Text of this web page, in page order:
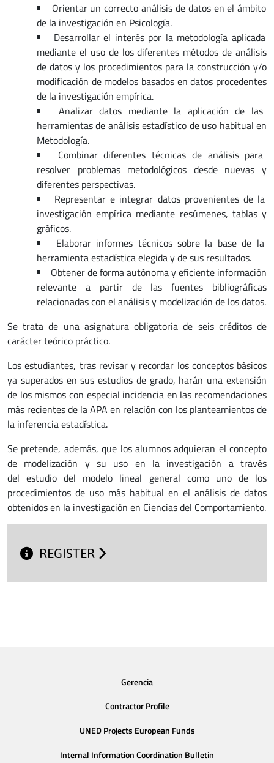
Orientar un correcto análisis de datos en el ámbito
de la investigación en Psicología.
Desarrollar el interés por la metodología aplicada
mediante el uso de los diferentes métodos de análisis
de datos y los procedimientos para la construcción y/o
modificación de modelos basados en datos procedentes
de la investigación empírica.
Analizar datos mediante la aplicación de las
herramientas de análisis estadístico de uso habitual en
Metodología.
Combinar diferentes técnicas de análisis para
resolver problemas metodológicos desde nuevas y
diferentes perspectivas.
Representar e integrar datos provenientes de la
investigación empírica mediante resúmenes, tablas y
gráficos.
Elaborar informes técnicos sobre la base de la
herramienta estadística elegida y de sus resultados.
Obtener de forma autónoma y eficiente información
relevante a partir de las fuentes bibliográficas
relacionadas con el análisis y modelización de los datos.
Se trata de una asignatura obligatoria de seis créditos de
carácter teórico práctico.
Los estudiantes, tras revisar y recordar los conceptos básicos
ya superados en sus estudios de grado, harán una extensión
de los mismos con especial incidencia en las recomendaciones
más recientes de la APA en relación con los planteamientos de
la inferencia estadística.
Se pretende, además, que los alumnos adquieran el concepto
de modelización y su uso en la investigación a través
del estudio del modelo lineal general como uno de los
procedimientos de uso más habitual en el análisis de datos
obtenidos en la investigación en Ciencias del Comportamiento.
REGISTER
Gerencia
Contractor Profile
UNED Projects European Funds
Internal Information Coordination Bulletin